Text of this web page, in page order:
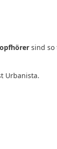
sind so
Urbanista.